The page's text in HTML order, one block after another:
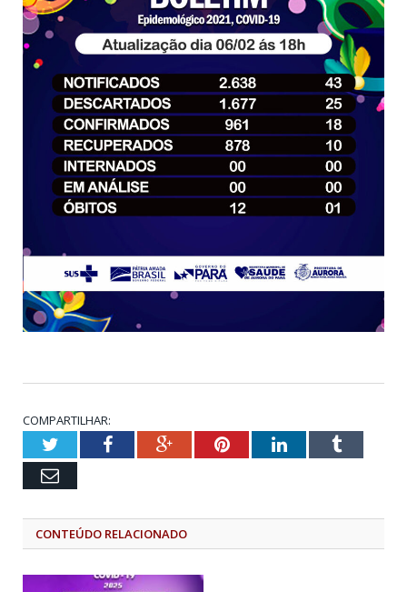
COMPARTILHAR:
TwitterFacebookGoogle+PinterestLinkedInTumblr
Email
CONTEÚDO RELACIONADO